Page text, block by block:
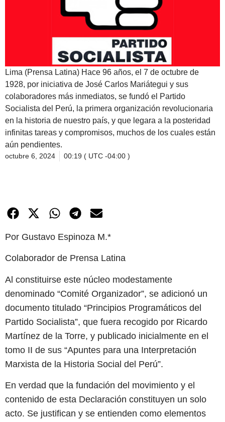
Lima (Prensa Latina) Hace 96 años, el 7 de octubre de
1928, por iniciativa de José Carlos Mariátegui y sus
colaboradores más inmediatos, se fundó el Partido
Socialista del Perú, la primera organización revolucionaria
en la historia de nuestro país, y que legara a la posteridad
infinitas tareas y compromisos, muchos de los cuales están
aún pendientes.
octubre 6, 2024 00:19 ( UTC -04:00 )
Por Gustavo Espinoza M.*
Colaborador de Prensa Latina
Al constituirse este núcleo modestamente
denominado “Comité Organizador”, se adicionó un
documento titulado “Principios Programáticos del
Partido Socialista”, que fuera recogido por Ricardo
Martínez de la Torre, y publicado inicialmente en el
tomo II de sus “Apuntes para una Interpretación
Marxista de la Historia Social del Perú”.
En verdad que la fundación del movimiento y el
contenido de esta Declaración constituyen un solo
acto. Se justifican y se entienden como elementos